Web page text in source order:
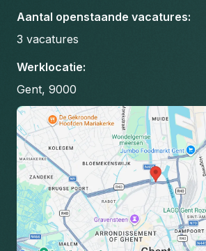
Aantal openstaande vacatures:
3 vacatures
Werklocatie:
Gent, 9000